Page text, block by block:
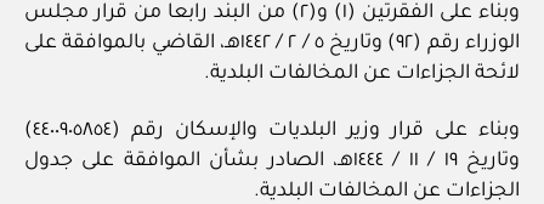
وبناء على الفقرتين (١) و(٢) من البند رابعا من قرار مجلس
الوزراء رقم (٩٢) وتاريخ ٥ / ٢ / ١٤٤٢هـ، القاضي بالموافقة على
لائحة الجزاءات عن المخالفات البلدية.
وبناء على قرار وزير البلديات والإسكان رقم (٤٤٠٠٩٠٥٨٥٤)
وتاريخ ١٩ / ١١ / ١٤٤٤هـ، الصادر بشأن الموافقة على جدول
الجزاءات عن المخالفات البلدية.